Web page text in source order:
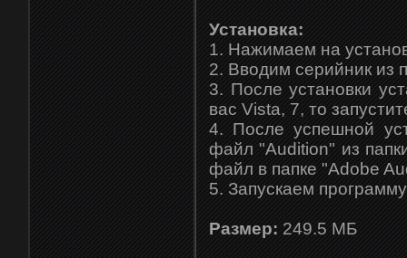
Установка:
1. Нажимаем на
2. Вводим серийник из
3. После установки
вас Vista, 7, то
4. После успешной
файл "Audition" из
файл в папке "Adobe
5. Запускаем
Размер: 249.5 МБ